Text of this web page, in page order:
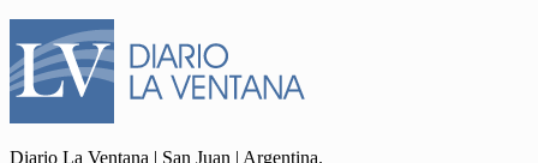
Diario La Ventana | San Juan | Argentina.